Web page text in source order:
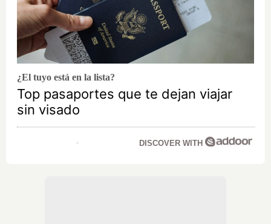
¿El tuyo está en la lista?
Top pasaportes que te dejan viajar
sin visado
DISCOVER WITH